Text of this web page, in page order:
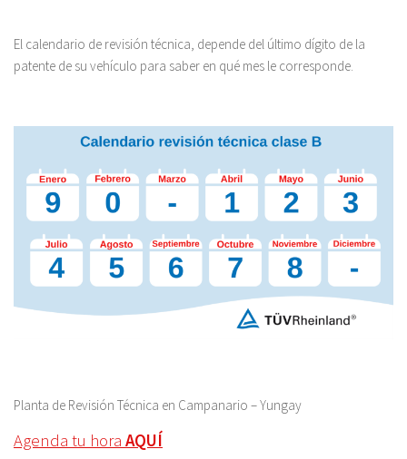
El calendario de revisión técnica, depende del último dígito de la
patente de su vehículo para saber en qué mes le corresponde.
Planta de Revisión Técnica en Campanario – Yungay
Agenda tu hora AQUÍ